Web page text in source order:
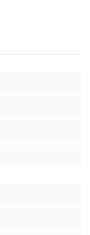
て個人情報を外
密保持について
の訂正・追加・
できます。その
本人確認が不可
お、アクセスロ
として開示等は